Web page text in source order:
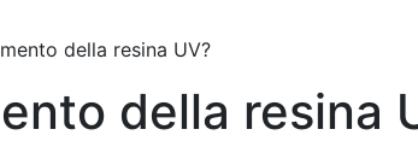
della resina UV?
della resina